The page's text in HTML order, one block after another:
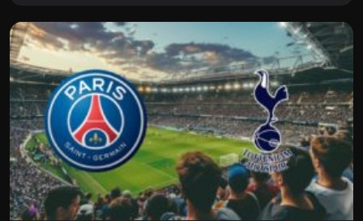
(
2025-
08-
13
21:00
)
KURSY,
TYPY
–
KTO
BĘDZIE